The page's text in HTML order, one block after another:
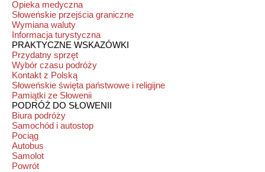
Opieka medyczna
Słoweńskie przejścia graniczne
Wymiana waluty
Informacja turystyczna
PRAKTYCZNE WSKAZÓWKI
Przydatny sprzęt
Wybór czasu podróży
Kontakt z Polską
Słoweńskie święta państwowe i religijne
Pamiątki ze Słowenii
PODRÓŻ DO SŁOWENII
Biura podróży
Samochód i autostop
Pociąg
Autobus
Samolot
Powrót